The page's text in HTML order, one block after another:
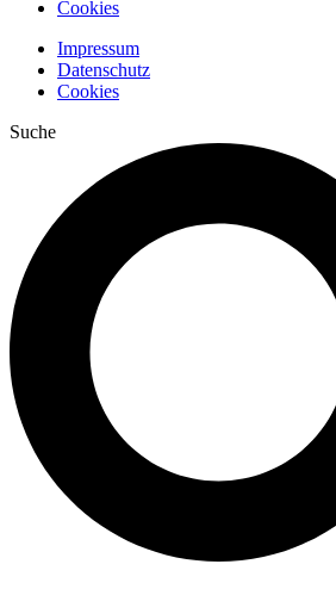
Cookies
Impressum
Datenschutz
Cookies
Suche